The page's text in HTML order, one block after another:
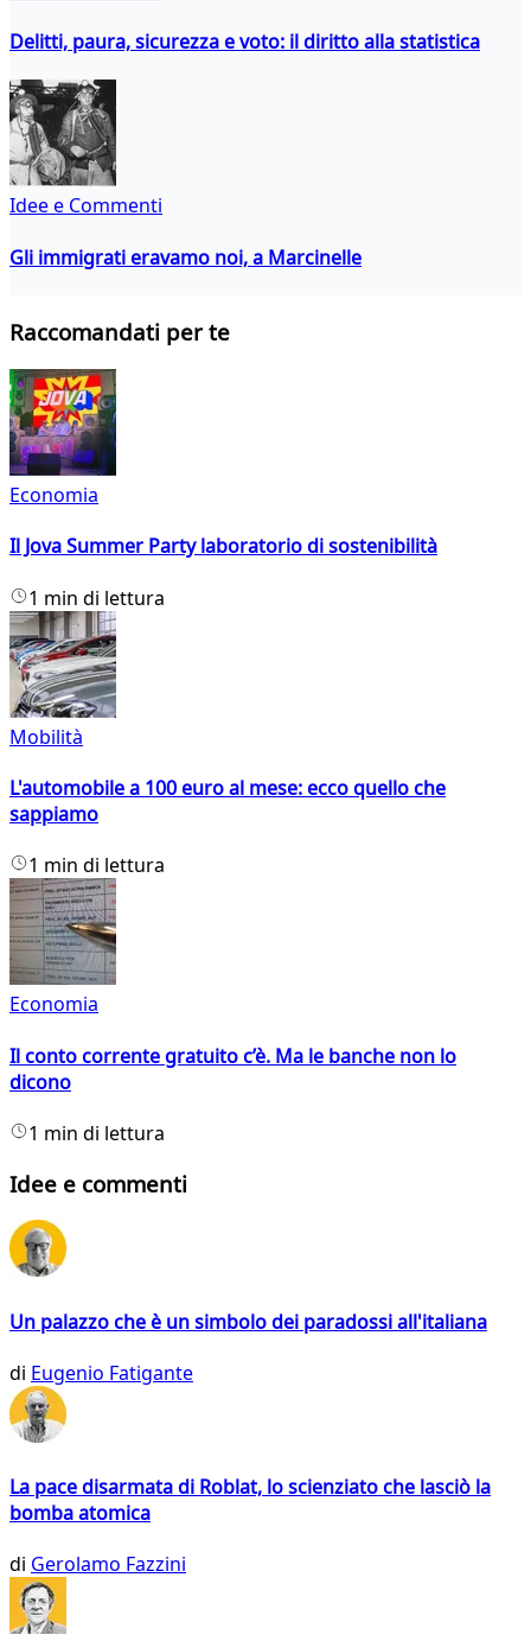
Delitti, paura, sicurezza e voto: il diritto alla statistica
Idee e Commenti
Gli immigrati eravamo noi, a Marcinelle
Raccomandati per te
Economia
Il Jova Summer Party laboratorio di sostenibilità
1 min di lettura
Mobilità
L'automobile a 100 euro al mese: ecco quello che
sappiamo
1 min di lettura
Economia
Il conto corrente gratuito c’è. Ma le banche non lo
dicono
1 min di lettura
Idee e commenti
Un palazzo che è un simbolo dei paradossi all'italiana
di Eugenio Fatigante
La pace disarmata di Roblat, lo scienziato che lasciò la
bomba atomica
di Gerolamo Fazzini